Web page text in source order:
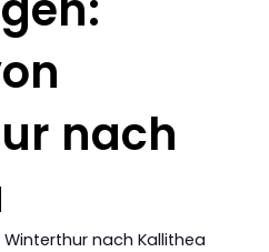
nach
nach Kallithea